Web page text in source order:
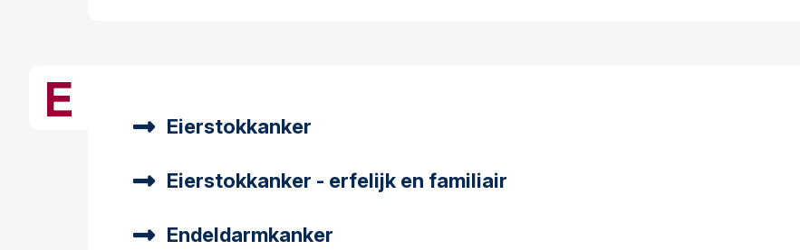
E Eierstokkanker
Eierstokkanker - erfelijk en familiair
Endeldarmkanker